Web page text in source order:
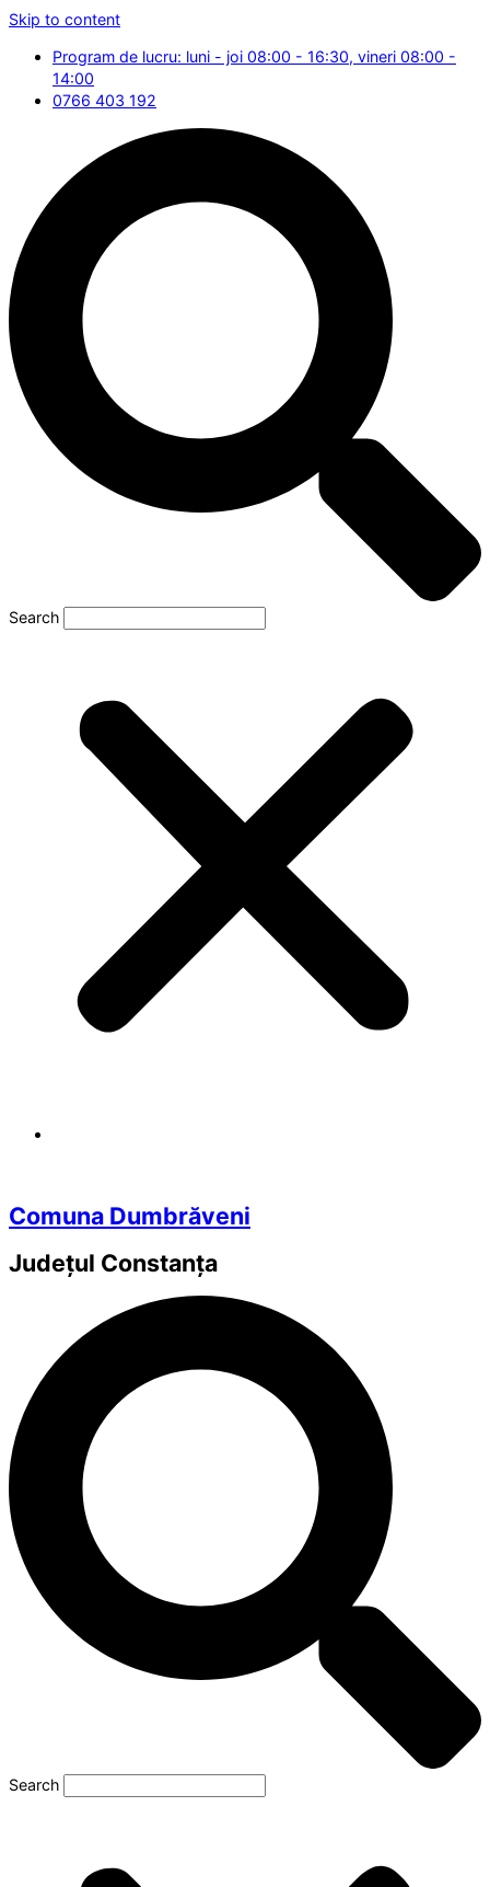
Skip to content
Program de lucru: luni - joi 08:00 - 16:30, vineri 08:00 -
14:00
0766 403 192
Search
Comuna Dumbrăveni
Județul Constanța
Search